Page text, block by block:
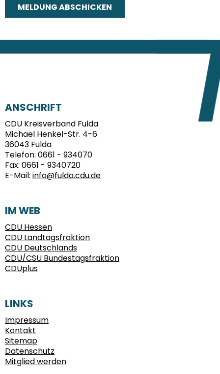
FUSSBEREICH
ANSCHRIFT
CDU Kreisverband Fulda
Michael Henkel-Str. 4-6
36043 Fulda
Telefon: 0661 - 934070
Fax: 0661 - 9340720
E-Mail: info@fulda.cdu.de
IM WEB
CDU Hessen
CDU Landtagsfraktion
CDU Deutschlands
CDU/CSU Bundestagsfraktion
CDUplus
LINKS
Impressum
Kontakt
Sitemap
Datenschutz
Mitglied werden